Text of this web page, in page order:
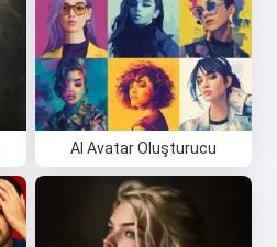
AI Avatar Oluşturucu